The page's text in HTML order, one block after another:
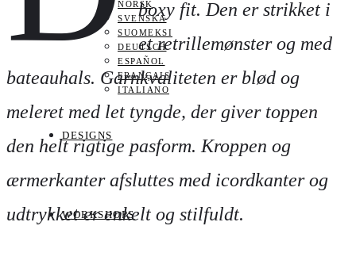
NORSK
SVENSKA
SUOMEKSI
DEUTSCH
ESPAÑOL
FRANÇAIS
ITALIANO
DESIGNS
WORKSHOPS
boxy fit. Den er strikket i
et retrillemønster og med
bateauhals. Garnkvaliteten er blød og
meleret med let tyngde, der giver toppen
den helt rigtige pasform. Kroppen og
ærmerkanter afsluttes med icordkanter og
udtrykket er enkelt og stilfuldt.